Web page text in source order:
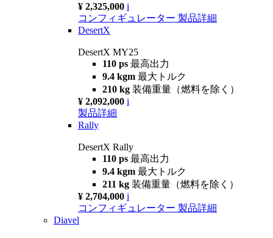
¥ 2,325,000 i
コンフィギュレーター 製品詳細
DesertX
DesertX MY25
110 ps 最高出力
9.4 kgm 最大トルク
210 kg 装備重量（燃料を除く）
¥ 2,092,000 i
製品詳細
Rally
DesertX Rally
110 ps 最高出力
9.4 kgm 最大トルク
211 kg 装備重量（燃料を除く）
¥ 2,704,000 i
コンフィギュレーター 製品詳細
Diavel